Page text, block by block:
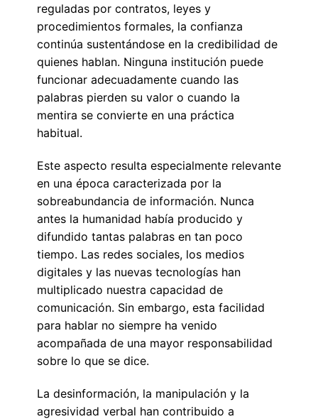
reguladas por contratos, leyes y
procedimientos formales, la confianza
continúa sustentándose en la credibilidad de
quienes hablan. Ninguna institución puede
funcionar adecuadamente cuando las
palabras pierden su valor o cuando la
mentira se convierte en una práctica
habitual.
Este aspecto resulta especialmente relevante
en una época caracterizada por la
sobreabundancia de información. Nunca
antes la humanidad había producido y
difundido tantas palabras en tan poco
tiempo. Las redes sociales, los medios
digitales y las nuevas tecnologías han
multiplicado nuestra capacidad de
comunicación. Sin embargo, esta facilidad
para hablar no siempre ha venido
acompañada de una mayor responsabilidad
sobre lo que se dice.
La desinformación, la manipulación y la
agresividad verbal han contribuido a